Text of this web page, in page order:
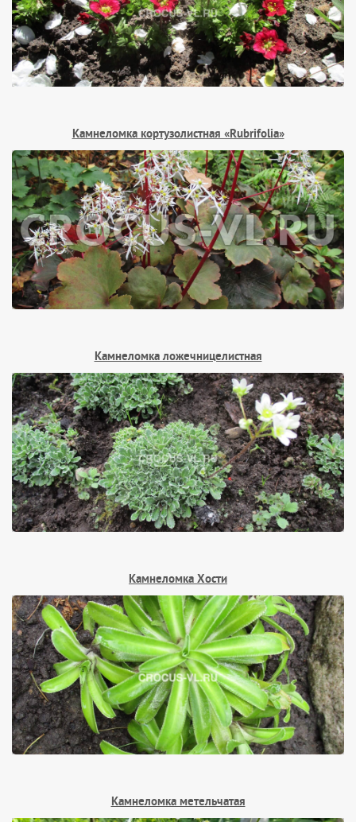
Камнеломка кортузолистная «Rubrifolia»
Камнеломка ложечницелистная
Камнеломка Хости
Камнеломка метельчатая